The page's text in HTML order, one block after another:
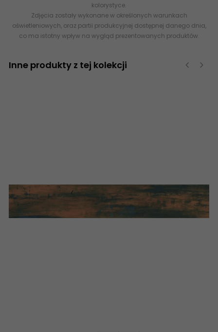
kolorystyce.
Zdjęcia zostały wykonane w określonych warunkach
oświetleniowych, oraz partii produkcyjnej dostępnej danego dnia,
co ma istotny wpływ na wygląd prezentowanych produktów.
Inne produkty z tej kolekcji